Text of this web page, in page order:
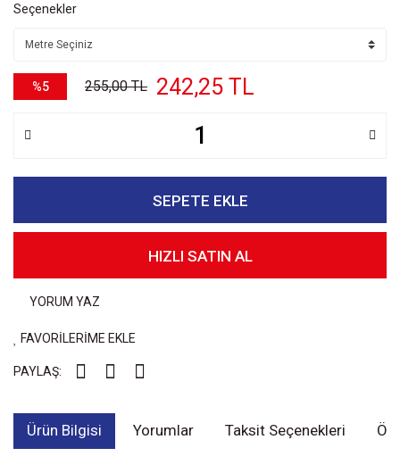
Seçenekler
%5 255,00 TL 242,25 TL
SEPETE EKLE
HIZLI SATIN AL
YORUM YAZ
FAVORİLERİME EKLE
PAYLAŞ:
Ürün Bilgisi Yorumlar Taksit Seçenekleri